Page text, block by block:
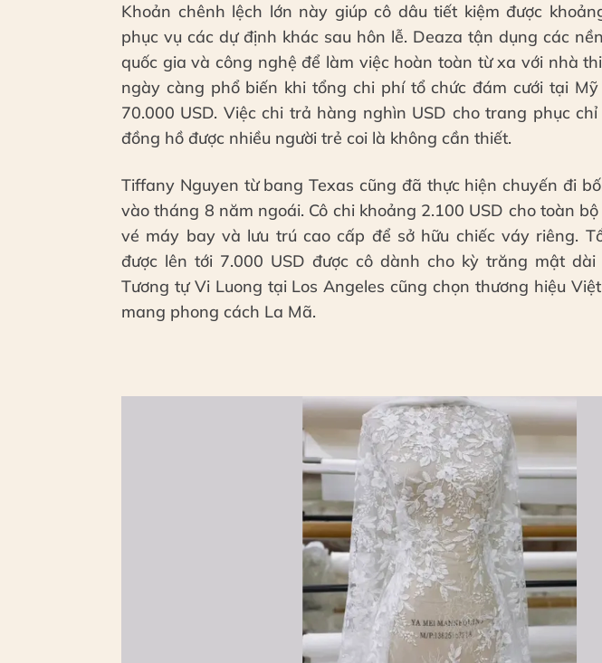
Khoản chênh lệch lớn này giúp cô dâu tiết kiệm được
phục vụ các dự định khác sau hôn lễ. Deaza tận dụng các
quốc gia và công nghệ để làm việc hoàn toàn từ xa với nhà
ngày càng phổ biến khi tổng chi phí tổ chức đám cưới tại
70.000 USD. Việc chi trả hàng nghìn USD cho trang phục
đồng hồ được nhiều người trẻ coi là không cần thiết.
Tiffany Nguyen từ bang Texas cũng đã thực hiện chuyến đi
vào tháng 8 năm ngoái. Cô chi khoảng 2.100 USD cho toàn
vé máy bay và lưu trú cao cấp để sở hữu chiếc váy riêng.
được lên tới 7.000 USD được cô dành cho kỳ trăng mật dài
Tương tự Vi Luong tại Los Angeles cũng chọn thương hiệu
mang phong cách La Mã.